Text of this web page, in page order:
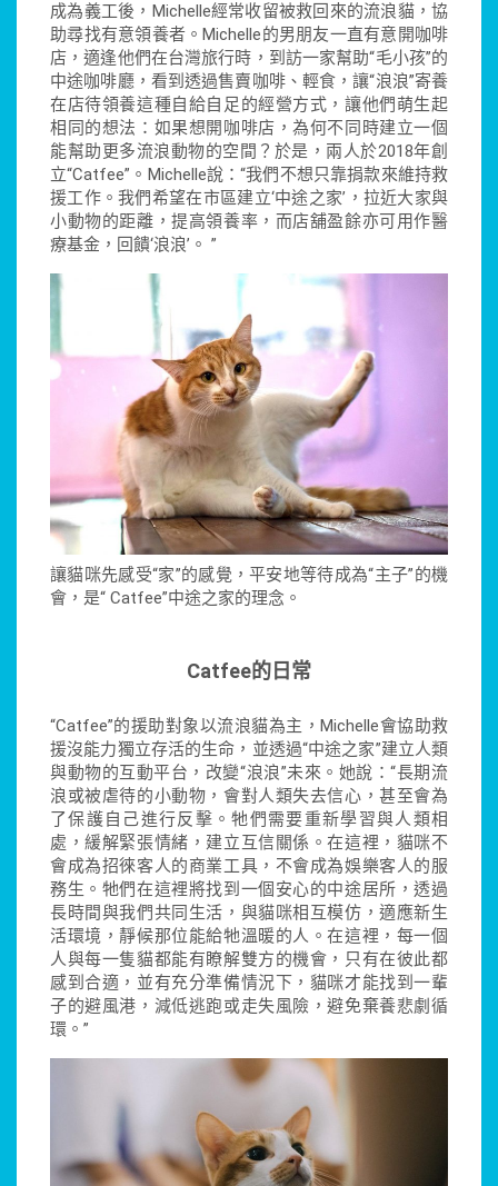
成為義工後，Michelle經常收留被救回來的流浪貓，協
助尋找有意領養者。Michelle的男朋友一直有意開咖啡
店，適逢他們在台灣旅行時，到訪一家幫助“毛小孩”的
中途咖啡廳，看到透過售賣咖啡、輕食，讓“浪浪”寄養
在店待領養這種自給自足的經營方式，讓他們萌生起
相同的想法：如果想開咖啡店，為何不同時建立一個
能幫助更多流浪動物的空間？於是，兩人於2018年創
立“Catfee”。Michelle說：“我們不想只靠捐款來維持救
援工作。我們希望在市區建立‘中途之家’，拉近大家與
小動物的距離，提高領養率，而店舖盈餘亦可用作醫
療基金，回饋‘浪浪’。 ”
讓貓咪先感受“家”的感覺，平安地等待成為“主子”的機
會，是“ Catfee”中途之家的理念。
Catfee的日常
“Catfee”的援助對象以流浪貓為主，Michelle會協助救
援沒能力獨立存活的生命，並透過“中途之家”建立人類
與動物的互動平台，改變“浪浪”未來。她說：“長期流
浪或被虐待的小動物，會對人類失去信心，甚至會為
了保護自己進行反擊。牠們需要重新學習與人類相
處，緩解緊張情緒，建立互信關係。在這裡，貓咪不
會成為招徠客人的商業工具，不會成為娛樂客人的服
務生。牠們在這裡將找到一個安心的中途居所，透過
長時間與我們共同生活，與貓咪相互模仿，適應新生
活環境，靜候那位能給牠溫暖的人。在這裡，每一個
人與每一隻貓都能有瞭解雙方的機會，只有在彼此都
感到合適，並有充分準備情況下，貓咪才能找到一輩
子的避風港，減低逃跑或走失風險，避免棄養悲劇循
環。”